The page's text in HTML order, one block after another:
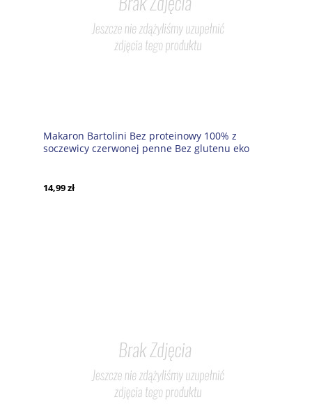
Makaron Bartolini Bez proteinowy 100% z
soczewicy czerwonej penne Bez glutenu eko
14,99 zł